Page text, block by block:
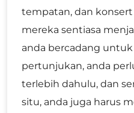
tempatan, dan
mereka sentiasa
anda bercadang
pertunjukan, anda
terlebih dahulu, dan
situ, anda juga harus